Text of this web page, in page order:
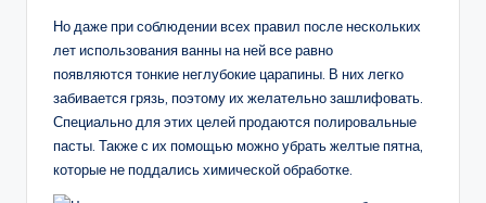
Но даже при соблюдении всех правил после нескольких
лет использования ванны на ней все равно
появляются тонкие неглубокие царапины. В них легко
забивается грязь, поэтому их желательно зашлифовать.
Специально для этих целей продаются полировальные
пасты. Также с их помощью можно убрать желтые пятна,
которые не поддались химической обработке.